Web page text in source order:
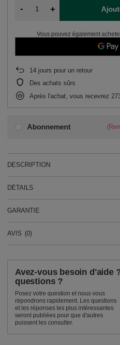
Abonnement
- +
Vous pouvez également
14 jours pour un retour
Des achats sûrs
Après l'achat, vous recevrez
DESCRIPTION
DÉTAILS
GARANTIE
AVIS (0)
Avez-vous besoin d'aide
questions ?
Posez votre question et nous vous
répondrons rapidement. Les questions
et les réponses les plus intéressantes
seront publiées pour que d'autres
puissent les consulter.